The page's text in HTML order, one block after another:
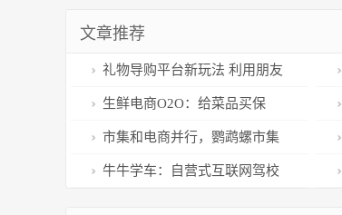
文章推荐
礼物导购平台新玩法 利用朋友
圈完成众筹 描
生鲜电商O2O：给菜品买保
险，员工吃胖算工伤
市集和电商并行，鹦鹉螺市集
搭建手工艺者的孵化圈
牛牛学车：自营式互联网驾校